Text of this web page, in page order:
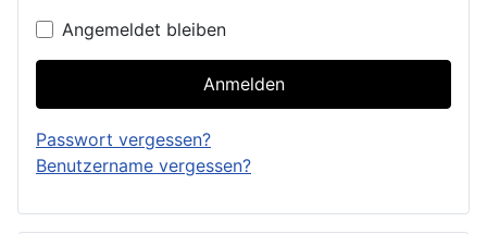
Angemeldet bleiben
Anmelden
Passwort vergessen?
Benutzername vergessen?